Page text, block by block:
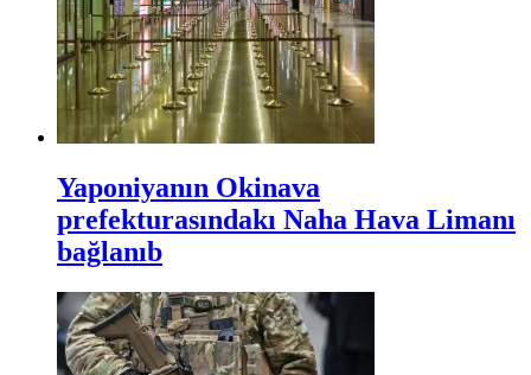
Yaponiyanın Okinava
prefekturasındakı Naha Hava Limanı
bağlanıb